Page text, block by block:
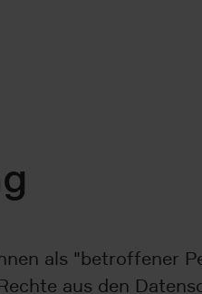
als "betroffener
aus den